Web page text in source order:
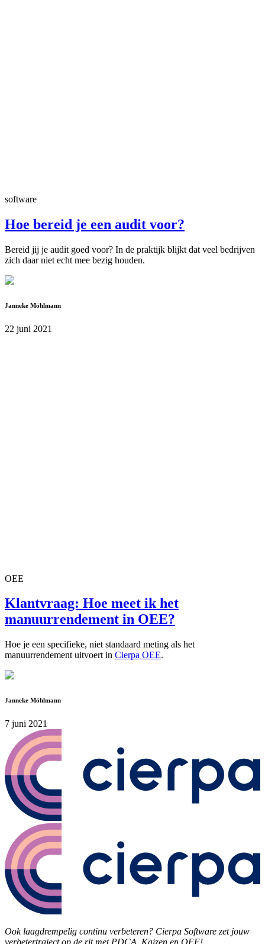
software
Hoe bereid je een audit voor?
Bereid jij je audit goed voor? In de praktijk blijkt dat veel bedrijven
zich daar niet echt mee bezig houden.
Janneke Möhlmann
22 juni 2021
OEE
Klantvraag: Hoe meet ik het
manuurrendement in OEE?
Hoe je een specifieke, niet standaard meting als het
manuurrendement uitvoert in Cierpa OEE.
Janneke Möhlmann
7 juni 2021
Ook laagdrempelig continu verbeteren? Cierpa Software zet jouw